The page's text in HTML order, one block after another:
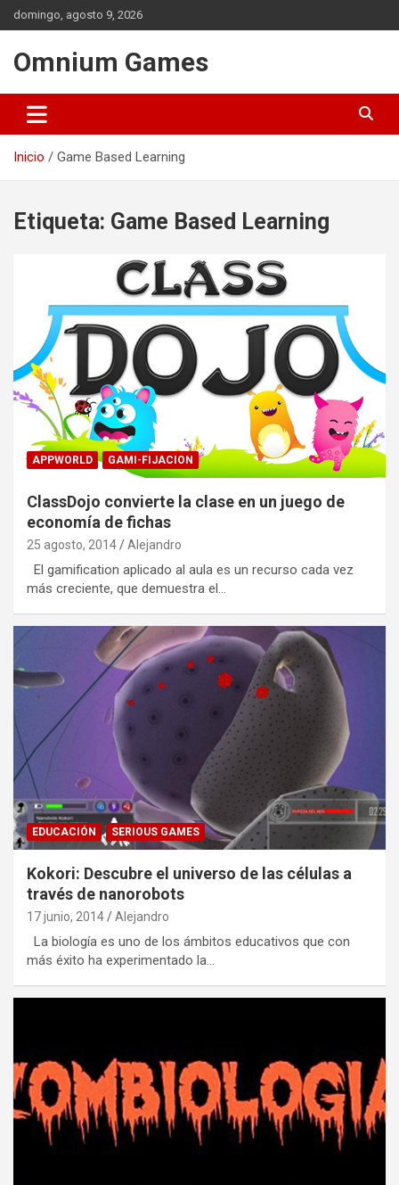
Saltar
al
domingo, agosto 9, 2026
Omnium Games
Inicio Game Based Learning
Etiqueta: Game Based Learning
APPWORLD GAMI-FIJACION
ClassDojo convierte la clase en un juego de
economía de fichas
25 agosto, 2014 Alejandro
El gamification aplicado al aula es un recurso cada vez
más creciente, que demuestra el…
EDUCACIÓN SERIOUS GAMES
Kokori: Descubre el universo de las células a
través de nanorobots
17 junio, 2014 Alejandro
La biología es uno de los ámbitos educativos que con
más éxito ha experimentado la…